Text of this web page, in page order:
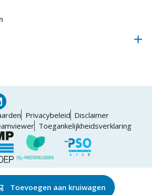
Toevoegen aan kruiwagen
Privacybeleid Disclaimer
Toegankelijkheidsverklaring